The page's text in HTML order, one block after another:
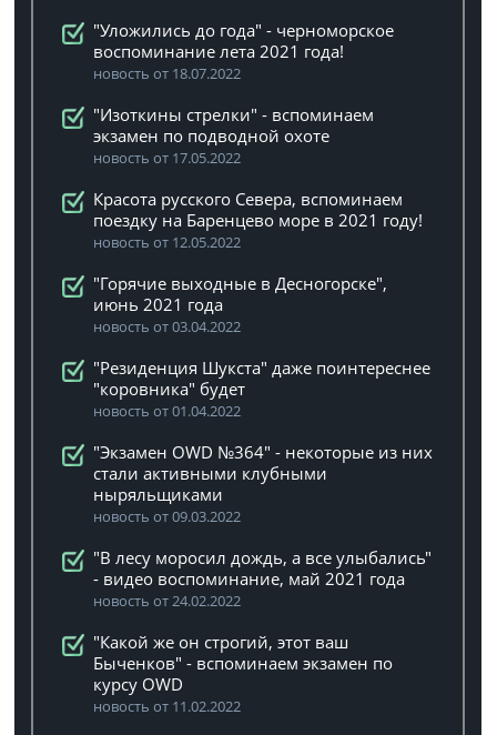
"Уложились до года" - черноморское
воспоминание лета 2021 года!
новость от 18.07.2022
"Изоткины стрелки" - вспоминаем
экзамен по подводной охоте
новость от 17.05.2022
Красота русского Севера, вспоминаем
поездку на Баренцево море в 2021 году!
новость от 12.05.2022
"Горячие выходные в Десногорске",
июнь 2021 года
новость от 03.04.2022
"Резиденция Шукста" даже поинтереснее
"коровника" будет
новость от 01.04.2022
"Экзамен OWD №364" - некоторые из них
стали активными клубными
ныряльщиками
новость от 09.03.2022
"В лесу моросил дождь, а все улыбались"
- видео воспоминание, май 2021 года
новость от 24.02.2022
"Какой же он строгий, этот ваш
Быченков" - вспоминаем экзамен по
курсу OWD
новость от 11.02.2022